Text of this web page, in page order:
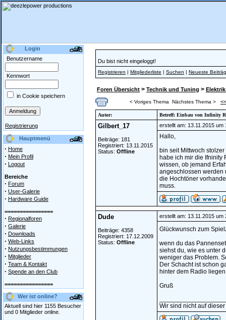
Login
Benutzername
Kennwort
in Cookie speichern
Registrierung
Hauptmenü
· Home
· Mein Profil
· Logout
Bereiche
· Forum
· User-Galerie
· Hardware Guide
================
· Regionalforen
· Galerie
· Downloads
· Web-Links
· Nutzungsbestimmungen
· Mitglieder
· Team & Kontakt
· Spende an den Club
================
Wer ist online?
Aktuell sind hier 1155 Besucher
und 0 Mitglieder online.
Du bist nicht eingeloggt!
Registrieren | Mitgliederliste | Suchen | Neueste
Foren Übersicht > Technik und Tuning >
< Voriges Thema Nächstes Thema > <<
Autor: Betreff: Einbau von Infinity
Gilbert_17
Beiträge: 181
Registriert: 13.11.2015
Status: Offline
erstellt am: 13.11.2015 um
Hallo,
bin seit Mittwoch
habe ich mir die Ifninity
wissen, ob jemand
angeschlossen werden
die Hochtöner
muss.
Dude
Beiträge: 4358
Registriert: 17.12.2009
Status: Offline
erstellt am: 13.11.2015 um
Glückwunsch zum
wenn du das
siehst du, wie es unter
weniger das Problem.
Der Schacht ist schon
hinter dem Radio
Gruß
Wir sind nicht auf